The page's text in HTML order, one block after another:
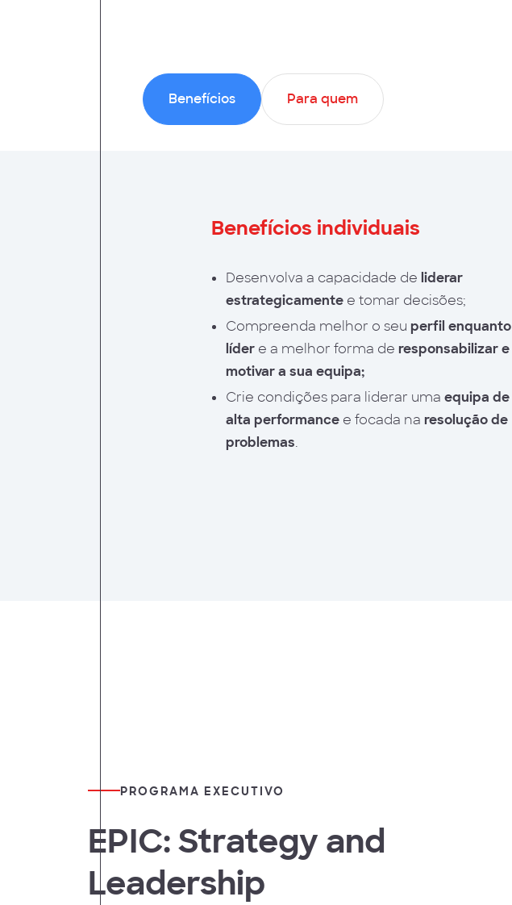
Benefícios Para quem
Benefícios individuais
Desenvolva a capacidade de liderar
estrategicamentee tomar decisões;
Compreenda melhor o seu perfil enquanto
lídere a melhor forma de responsabilizar e
motivar a sua equipa;
Crie condições para liderar uma equipa de
alta performancee focada na resolução de
problemas.
PROGRAMA EXECUTIVO
EPIC: Strategy and
Leadership